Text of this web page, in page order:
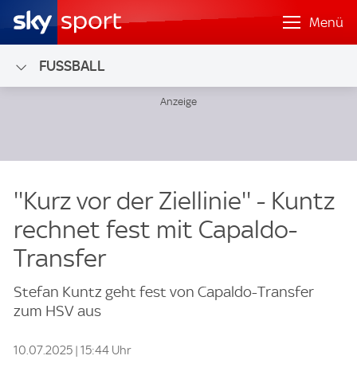
Menü
FUSSBALL
''Kurz vor der Ziellinie'' - Kuntz
rechnet fest mit Capaldo-
Transfer
Stefan Kuntz geht fest von Capaldo-Transfer
zum HSV aus
10.07.2025 | 15:44 Uhr